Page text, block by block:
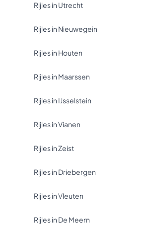
Rijles in Utrecht
Rijles in Nieuwegein
Rijles in Houten
Rijles in Maarssen
Rijles in IJsselstein
Rijles in Vianen
Rijles in Zeist
Rijles in Driebergen
Rijles in Vleuten
Rijles in De Meern